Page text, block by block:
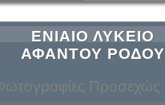
Προσεχώς
ΕΝΙΑΙΟ ΛΥΚΕΙΟ
ΑΦΑΝΤΟΥ ΡΟΔΟΥ